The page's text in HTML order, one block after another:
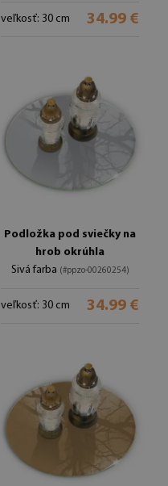
veľkosť: 30 cm 34.99 €
Podložka pod sviečky na
hrob okrúhla
Sivá farba (#ppzo-00260254)
veľkosť: 30 cm 34.99 €